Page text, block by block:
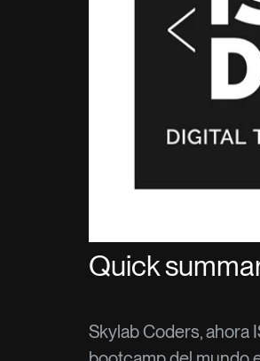
Quick
Skylab Coders, ahora